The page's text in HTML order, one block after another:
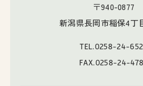
〒940-0877
新潟県長岡市稲保4丁
TEL.0258-24-
FAX.0258-24-